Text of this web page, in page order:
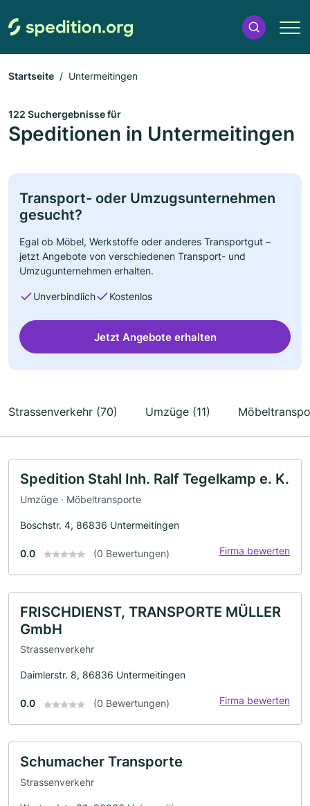
Startseite Untermeitingen
122 Suchergebnisse für
Speditionen in Untermeitingen
Transport- oder Umzugsunternehmen
gesucht?
Egal ob Möbel, Werkstoffe oder anderes Transportgut –
jetzt Angebote von verschiedenen Transport- und
Umzugunternehmen erhalten.
Unverbindlich Kostenlos
Jetzt Angebote erhalten
Strassenverkehr (70) Umzüge (11)
Spedition Stahl Inh. Ralf Tegelkamp e. K.
Umzüge · Möbeltransporte
Boschstr. 4, 86836 Untermeitingen
0.0 (0 Bewertungen) Firma bewerten
FRISCHDIENST, TRANSPORTE MÜLLER
GmbH
Strassenverkehr
Daimlerstr. 8, 86836 Untermeitingen
0.0 (0 Bewertungen) Firma bewerten
Schumacher Transporte
Strassenverkehr